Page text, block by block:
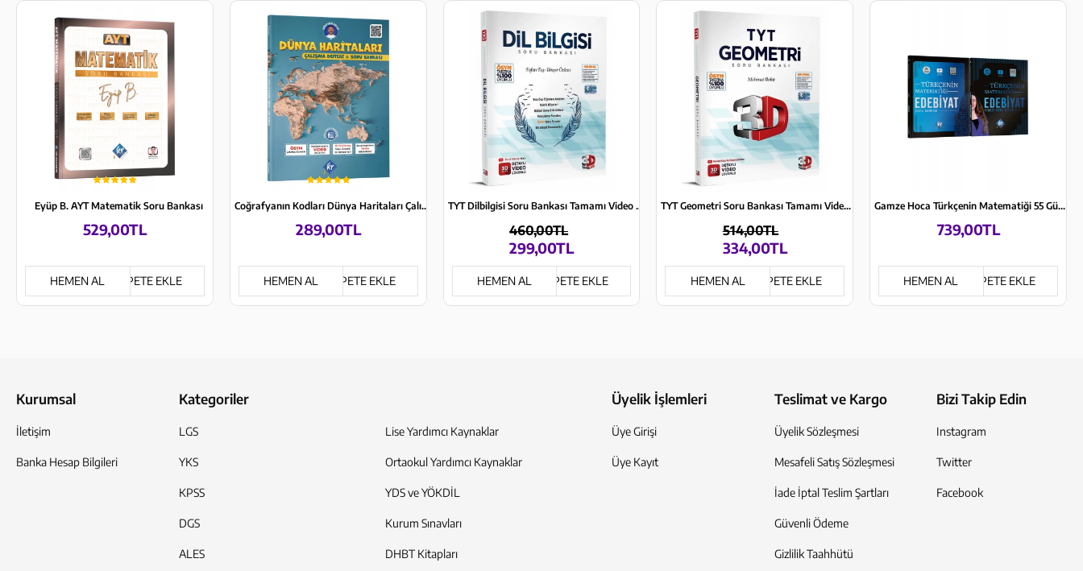
Eyüp B. AYT Matematik Soru Bankası
529,00TL
SEPETE EKLE
HEMEN AL
Coğrafyanın Kodları Dünya Haritaları Çalışma Defteri ve Soru Bankası (Tüm Sınavlar İçin)
289,00TL
SEPETE EKLE
HEMEN AL
TYT Dilbilgisi Soru Bankası Tamamı Video Çözümlü 3D Yayınları
299,00TL
460,00TL
SEPETE EKLE
HEMEN AL
TYT Geometri Soru Bankası Tamamı Video Çözümlü 3D Yayınları
334,00TL
514,00TL
SEPETE EKLE
HEMEN AL
Gamze Hoca Türkçenin Matematiği 55 Günde AYT Edebiyat Video Ders Kitabı ve AYT Edebiyat Soru Bankası Seti
739,00TL
SEPETE EKLE
HEMEN AL
Kurumsal
İletişim
Banka Hesap Bilgileri
Kategoriler
LGS
YKS
KPSS
DGS
ALES
Lise Yardımcı Kaynaklar
Ortaokul Yardımcı Kaynaklar
YDS ve YÖKDİL
Kurum Sınavları
DHBT Kitapları
Üyelik İşlemleri
Üye Girişi
Üye Kayıt
Teslimat ve Kargo
Üyelik Sözleşmesi
Mesafeli Satış Sözleşmesi
İade İptal Teslim Şartları
Güvenli Ödeme
Gizlilik Taahhütü
Bizi Takip Edin
Instagram
Twitter
Facebook